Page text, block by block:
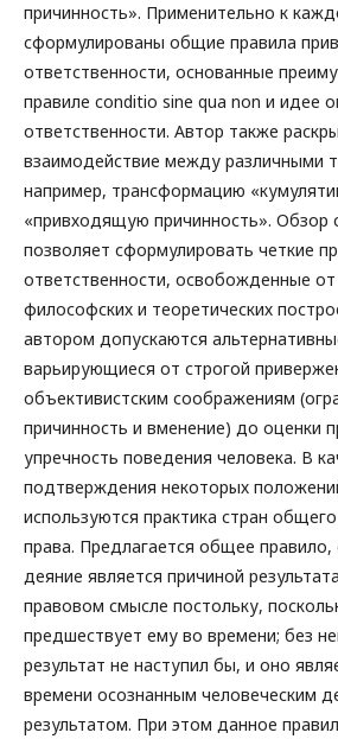
причинность». Применительно к
сформулированы общие правила
ответственности, основанные
правиле conditio sine qua non и идее
ответственности. Автор также
взаимодействие между различными
например, трансформацию
«привходящую причинность». Обзор
позволяет сформулировать четкие
ответственности, освобожденные
философских и теоретических
автором допускаются
варьирующиеся от строгой
объективистским соображениям
причинность и вменение) до оценки
упречность поведения человека. В
подтверждения некоторых
используются практика стран
права. Предлагается общее правило,
деяние является причиной
правовом смысле постольку,
предшествует ему во времени; без
результат не наступил бы, и оно
времени осознанным человеческим
результатом. При этом данное